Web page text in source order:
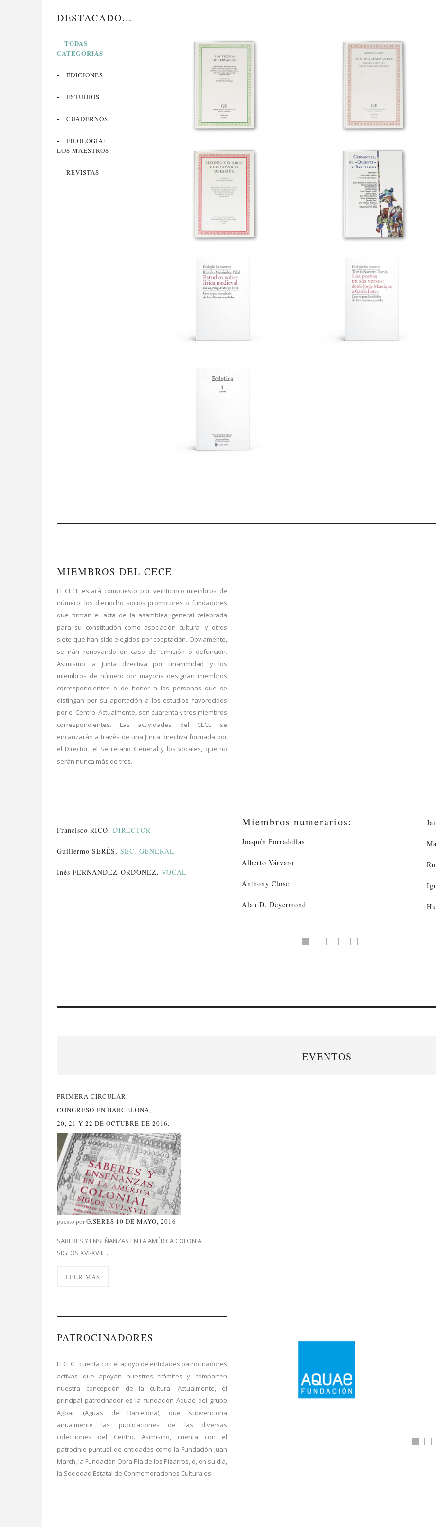
DESTACADO...
TODAS
CATEGORIAS
EDICIONES
ESTUDIOS
CUADERNOS
FILOLOGÍA:
LOS MAESTROS
REVISTAS LOS TEXTOS DE CERVANTES
PRINTING AUSIÀS MARCH.
MATERIAL CULTURE AND
REINAISSANCE POETICS
ALFONSO X EL SABIO Y LAS
CRÓNICAS DE ESPAÑA
CERVANTES, EL «QUIJOTE» Y
BARCELONA
ESTUDIOS SOBRE LÍRICA
MIEMBROS DEL CECE
El CECE estará compuesto por veinticinco miembros de
número: los dieciocho socios promotores o fundadores
que firman el acta de la asamblea general celebrada
para su constitución como asociación cultural y otros
siete que han sido elegidos por cooptación. Obviamente,
se irán renovando en caso de dimisión o defunción.
Asimismo la Junta directiva por unanimidad y los
miembros de número por mayoría designan miembros
correspondientes o de honor a las personas que se
distingan por su aportación a los estudios favorecidos
por el Centro. Actualmente, son cuarenta y tres miembros
correspondientes. Las actividades del CECE se
encauzarán a través de una Junta directiva formada por
el Director, el Secretario General y los vocales, que no
serán nunca más de tres.
Francisco RICO, DIRECTOR
Guillermo SERÉS, SEC. GENERAL
Inés FERNÁNDEZ-ORDÓÑEZ, VOCAL
Miembros numerarios:
Joaquín Forradellas
Alberto Várvaro
Anthony Close
Alan D. Deyermond
EVENTOS
PRIMERA CIRCULAR:
CONGRESO EN BARCELONA,
20, 21 Y 22 DE OCTUBRE DE 2016.
puesto porG.SERES 10 DE MAYO, 2016
SABERES Y ENSEÑANZAS EN LA AMÉRICA COLONIAL.
SIGLOS XVI-XVIII ...
LEER MAS
PATROCINADORES
El CECE cuenta con el apoyo de entidades patrocinadores
activas que apoyan nuestros trámites y comparten
nuestra concepción de la cultura. Actualmente, el
principal patrocinador es la fundación Aquae del grupo
Agbar (Aguas de Barcelona), que subvenciona
anualmente las publicaciones de las diversas
colecciones del Centro. Asimismo, cuenta con el
patrocinio puntual de entidades como la Fundación Juan
March, la Fundación Obra Pía de los Pizarros, o, en su día,
la Sociedad Estatal de Conmemoraciones Culturales.